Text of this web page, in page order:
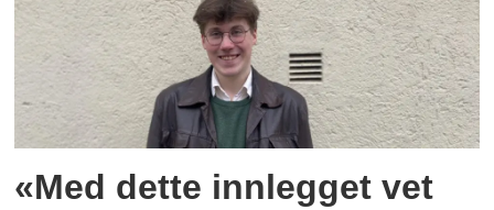
«Med dette innlegget vet